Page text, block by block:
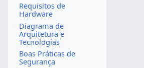
Requisitos de
Hardware
Diagrama de
Arquitetura e
Tecnologias
Boas Práticas de
Segurança